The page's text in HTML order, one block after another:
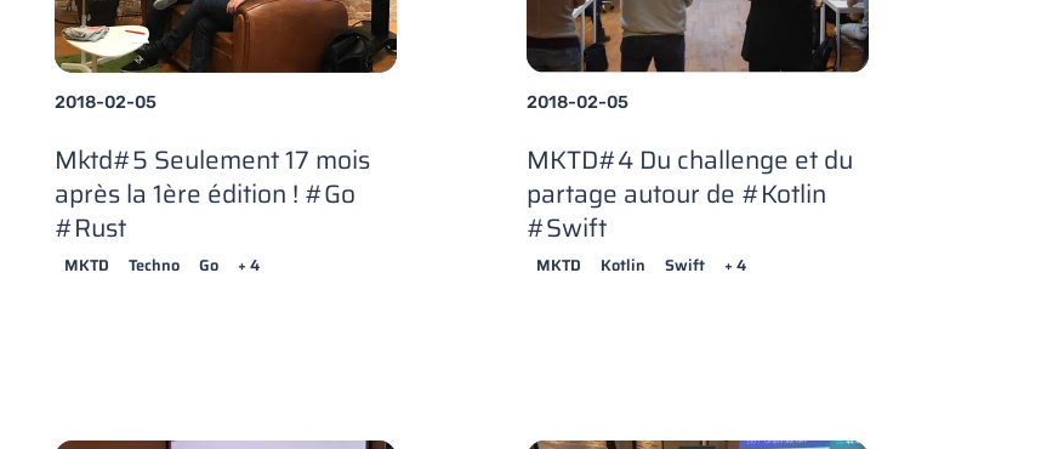
2018-02-05
Mktd#5 Seulement 17 mois
après la 1ère édition ! #Go
#Rust
MKTD Techno Go + 4
2018-02-05
MKTD#4 Du challenge et du
partage autour de #Kotlin
#Swift
MKTD Kotlin Swift + 4